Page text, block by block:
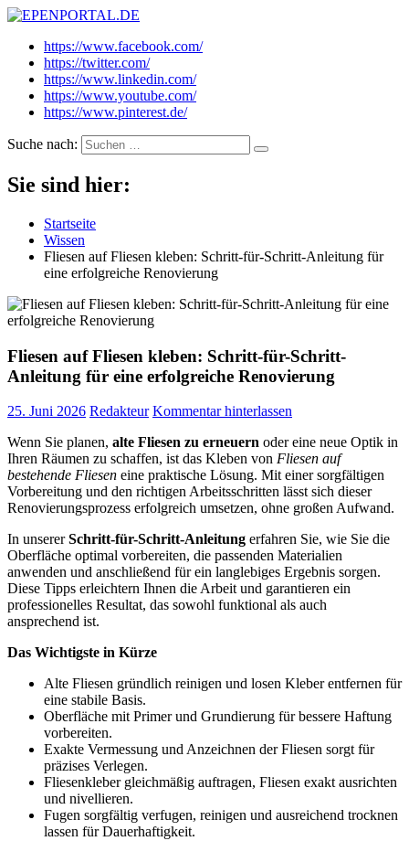
EPENPORTAL.DE
Epische News aus Politik, Finanzen & Gesellschaft
https://www.facebook.com/
https://twitter.com/
https://www.linkedin.com/
https://www.youtube.com/
https://www.pinterest.de/
Suche nach:
Sie sind hier:
Startseite
Wissen
Fliesen auf Fliesen kleben: Schritt-für-Schritt-Anleitung für
eine erfolgreiche Renovierung
Fliesen auf Fliesen kleben: Schritt-für-Schritt-
Anleitung für eine erfolgreiche Renovierung
25. Juni 2026 Redakteur Kommentar hinterlassen
Wenn Sie planen, alte Fliesen zu erneuern oder eine neue Optik in
Ihren Räumen zu schaffen, ist das Kleben von Fliesen auf
bestehende Fliesen eine praktische Lösung. Mit einer sorgfältigen
Vorbereitung und den richtigen Arbeitsschritten lässt sich dieser
Renovierungsprozess erfolgreich umsetzen, ohne großen Aufwand.
In unsererSchritt-für-Schritt-Anleitung erfahren Sie, wie Sie die
Oberfläche optimal vorbereiten, die passenden Materialien
anwenden und anschließend für ein langlebiges Ergebnis sorgen.
Diese Tipps erleichtern Ihnen die Arbeit und garantieren ein
professionelles Resultat, das sowohl funktional als auch
ansprechend ist.
Das Wichtigste in Kürze
Alte Fliesen gründlich reinigen und losen Kleber entfernen für
eine stabile Basis.
Oberfläche mit Primer und Grundierung für bessere Haftung
vorbereiten.
Exakte Vermessung und Anzeichnen der Fliesen sorgt für
präzises Verlegen.
Fliesenkleber gleichmäßig auftragen, Fliesen exakt ausrichten
und nivellieren.
Fugen sorgfältig verfugen, reinigen und ausreichend trocknen
lassen für Dauerhaftigkeit.